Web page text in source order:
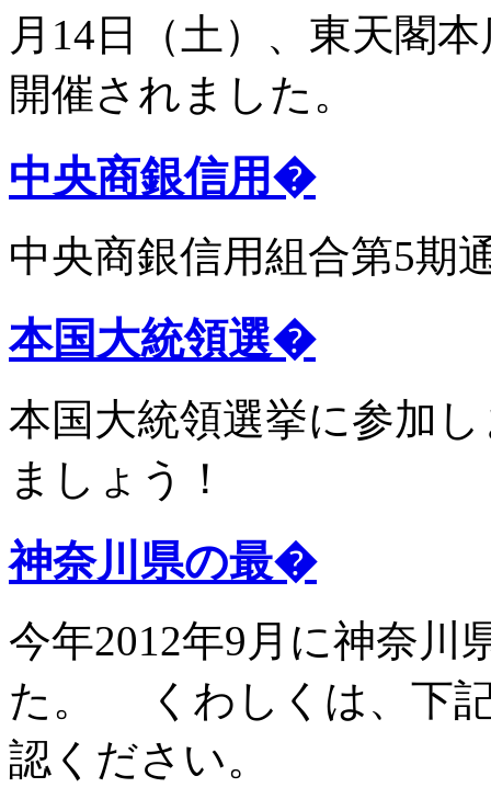
月14日（土）、東天閣
開催されました。
中央商銀信用�
中央商銀信用組合第5期
本国大統領選�
本国大統領選挙に参加
ましょう！
神奈川県の最�
今年2012年9月に神奈川
た。 くわしくは、下
認ください。